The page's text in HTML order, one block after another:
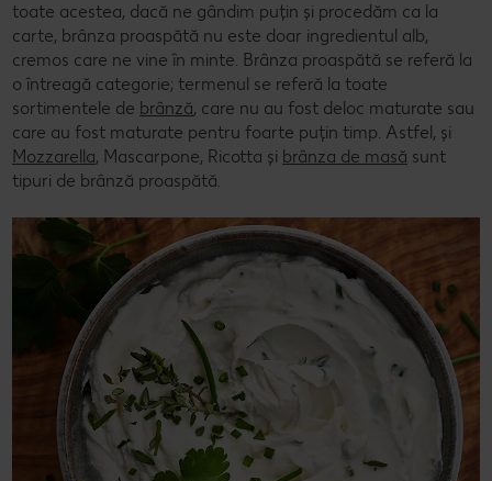
toate acestea, dacă ne gândim puțin și procedăm ca la
carte, brânza proaspătă nu este doar ingredientul alb,
cremos care ne vine în minte. Brânza proaspătă se referă la
o întreagă categorie; termenul se referă la toate
sortimentele de brânză, care nu au fost deloc maturate sau
care au fost maturate pentru foarte puțin timp. Astfel, și
Mozzarella, Mascarpone, Ricotta și brânza de masă sunt
tipuri de brânză proaspătă.